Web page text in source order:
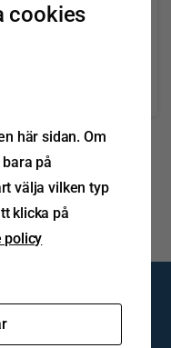
och den
cookies
här sidan. Om
på
välja vilken typ
klicka på
policy